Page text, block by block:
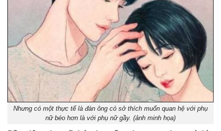
Nhưng có một thực tế là đàn ông có sở thích muốn quan hệ với phụ
nữ béo hơn là với phụ nữ gầy. (ảnh minh họa)